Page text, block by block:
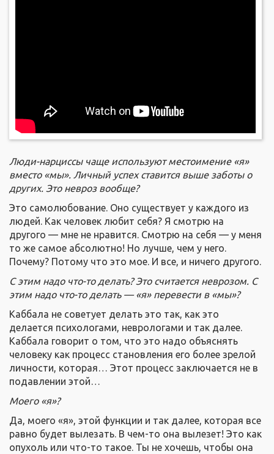
Люди-нарциссы чаще используют местоимение «я»
вместо «мы». Личный успех ставится выше заботы о
других. Это невроз вообще?
Это самолюбование. Оно существует у каждого из
людей. Как человек любит себя? Я смотрю на
другого — мне не нравится. Смотрю на себя — у меня
то же самое абсолютно! Но лучше, чем у него.
Почему? Потому что это мое. И все, и ничего другого.
С этим надо что-то делать? Это считается неврозом. С
этим надо что-то делать — «я» перевести в «мы»?
Каббала не советует делать это так, как это
делается психологами, неврологами и так далее.
Каббала говорит о том, что это надо объяснять
человеку как процесс становления его более зрелой
личности, которая… Этот процесс заключается не в
подавлении этой…
Моего «я»?
Да, моего «я», этой функции и так далее, которая все
равно будет вылезать. В чем-то она вылезет! Это как
опухоль или что-то такое. Ты не хочешь, чтобы она